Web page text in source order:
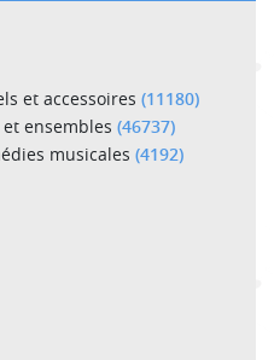
et accessoires (11180)
ensembles (46737)
musicales (4192)